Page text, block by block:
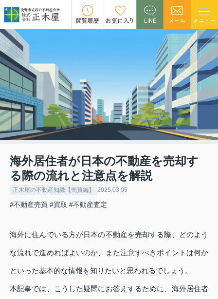
閲覧履歴 お気に入り LINE メール メニュー
海外居住者が日本の不動産を売却す
る際の流れと注意点を解説
正木屋の不動産知識【売買編】 2025.03.05
#不動産売買 #買取 #不動産査定
海外に住んでいる方が日本の不動産を売却する際、どのよう
な流れで進めればよいのか、また注意すべきポイントは何か
といった基本的な情報を知りたいと思われるでしょう。
本記事では、こうした疑問にお答えするために、海外居住者